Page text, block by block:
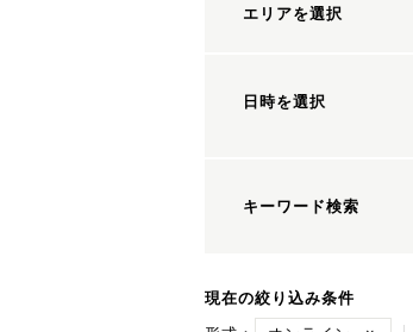
エリアを選択
日時を選択
キーワード検索
現在の絞り込み条件